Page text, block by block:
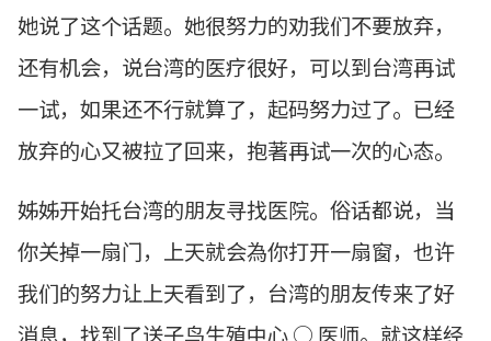
她说了这个话题。她很努力的劝我们不要放弃，
还有机会，说台湾的医疗很好，可以到台湾再试
一试，如果还不行就算了，起码努力过了。已经
放弃的心又被拉了回来，抱著再试一次的心态。
姊姊开始托台湾的朋友寻找医院。俗话都说，当
你关掉一扇门，上天就会為你打开一扇窗，也许
我们的努力让上天看到了，台湾的朋友传来了好
消息，找到了送子鸟生殖中心 ○ 医师。就这样经